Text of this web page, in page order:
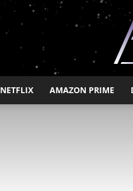
NETFLIX AMAZON PRIME